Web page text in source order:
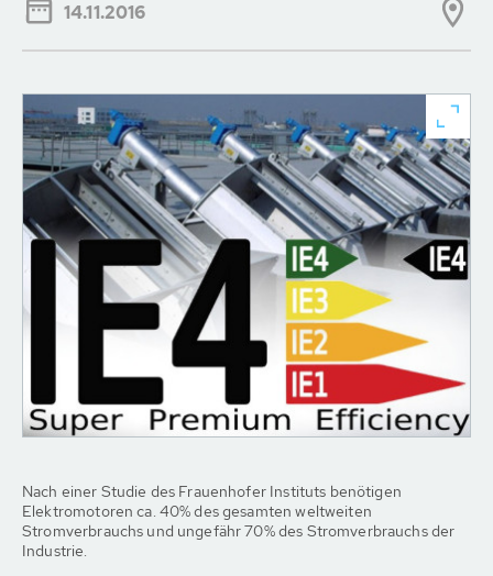
14.11.2016
Nach einer Studie des Frauenhofer Instituts benötigen
Elektromotoren ca. 40% des gesamten weltweiten
Stromverbrauchs und ungefähr 70% des Stromverbrauchs der
Industrie.